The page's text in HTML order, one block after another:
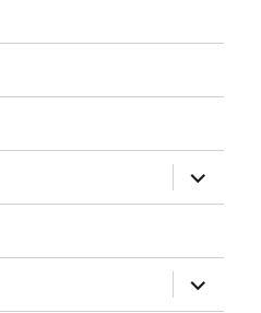
开
子
开